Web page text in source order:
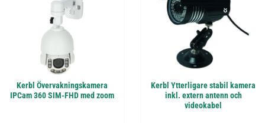
Kerbl Övervakningskamera
IPCam 360 SIM-FHD med zoom
Kerbl Ytterligare stabil kamera
inkl. extern antenn och
videokabel